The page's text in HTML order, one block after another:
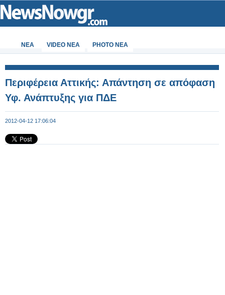
ΝΕΑ VIDEO NEA PHOTO NEA
Περιφέρεια Αττικής: Απάντηση σε απόφαση
Υφ. Ανάπτυξης για ΠΔΕ
2012-04-12 17:06:04